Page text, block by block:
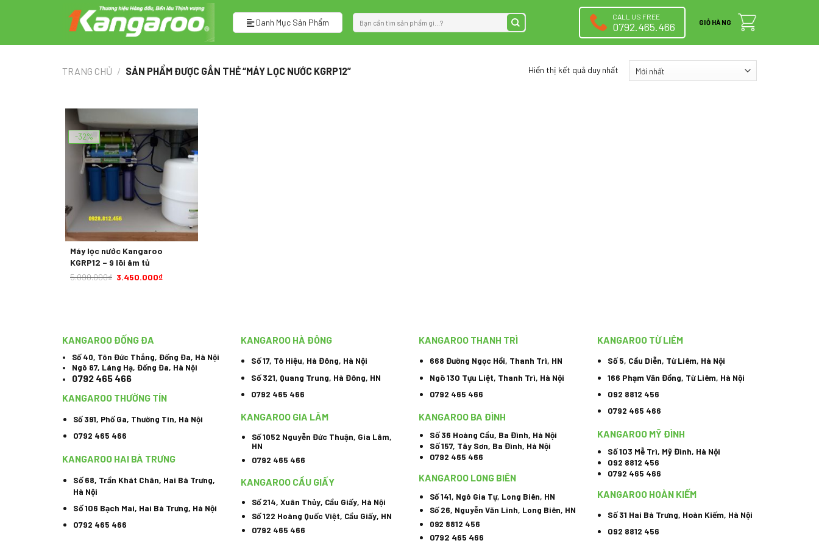
Danh Mục Sản Phẩm
kiếm:
CALL US FREE
0792.465.466 GIỎ HÀNG
TRANG CHỦ / SẢN PHẨM ĐƯỢC GẮN THẺ “MÁY LỌC NƯỚC KGRP12” Hiển thị kết quả duy nhất
-32%
Máy lọc nước Kangaroo
KGRP12 – 9 lõi âm tủ
5.090.000₫ 3.450.000₫
KANGAROO ĐỐNG ĐA
Số 40, Tôn Đức Thắng, Đống Đa, Hà Nội
Ngõ 87, Láng Hạ, Đống Đa, Hà Nội
0792 465 466
KANGAROO THƯỜNG TÍN
Số 391, Phố Ga, Thường Tín, Hà Nội
0792 465 466
KANGAROO HAI BÀ TRƯNG
Số 68, Trần Khát Chân, Hai Bà Trưng,
Hà Nội
Số 106 Bạch Mai, Hai Bà Trưng, Hà Nội
0792 465 466
KANGAROO HÀ ĐÔNG
Số 17, Tô Hiệu, Hà Đông, Hà Nội
Số 321, Quang Trung, Hà Đông, HN
0792 465 466
KANGAROO GIA LÂM
Số 1052 Nguyễn Đức Thuận, Gia Lâm,
HN
0792 465 466
KANGAROO CẦU GIẤY
Số 214, Xuân Thủy, Cầu Giấy, Hà Nội
Số 122 Hoàng Quốc Việt, Cầu Giấy, HN
0792 465 466
KANGAROO THANH TRÌ
668 Đường Ngọc Hồi, Thanh Trì, HN
Ngõ 130 Tựu Liệt, Thanh Trì, Hà Nội
0792 465 466
KANGAROO BA ĐÌNH
Số 36 Hoàng Cầu, Ba Đình, Hà Nội
Số 157, Tây Sơn, Ba Đình, Hà Nội
0792 465 466
KANGAROO LONG BIÊN
Số 141, Ngô Gia Tự, Long Biên, HN
Số 26, Nguyễn Văn Linh, Long Biên, HN
092 8812 456
0792 465 466
KANGAROO TỪ LIÊM
Số 5, Cầu Diễn, Từ Liêm, Hà Nội
166 Phạm Văn Đồng, Từ Liêm, Hà Nội
092 8812 456
0792 465 466
KANGAROO MỸ ĐÌNH
Số 103 Mễ Trì, Mỹ Đình, Hà Nội
092 8812 456
0792 465 466
KANGAROO HOÀN KIẾM
Số 31 Hai Bà Trưng, Hoàn Kiếm, Hà Nội
092 8812 456